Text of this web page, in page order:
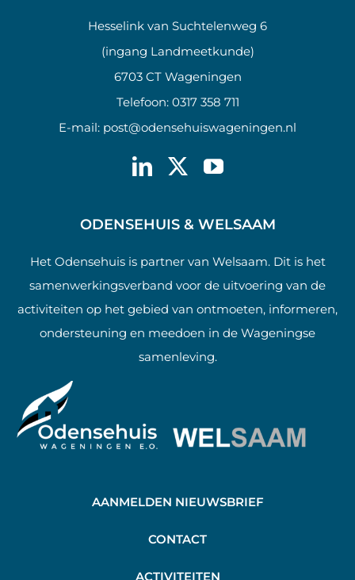
Hesselink van Suchtelenweg 6
(ingang Landmeetkunde)
6703 CT Wageningen
Telefoon: 0317 358 711
E-mail: post@odensehuiswageningen.nl
ODENSEHUIS & WELSAAM
Het Odensehuis is partner van Welsaam. Dit is het
samenwerkingsverband voor de uitvoering van de
activiteiten op het gebied van ontmoeten, informeren,
ondersteuning en meedoen in de Wageningse
samenleving.
AANMELDEN NIEUWSBRIEF
CONTACT
ACTIVITEITEN